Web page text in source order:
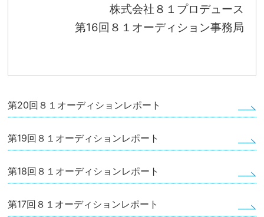
株式会社８１プロデュース
第16回８１オーディション事務局
第20回８１オーディションレポート
第19回８１オーディションレポート
第18回８１オーディションレポート
第17回８１オーディションレポート